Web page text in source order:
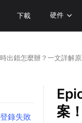
下載 硬件
出錯怎麼辦？一文詳解
錄失敗
案！